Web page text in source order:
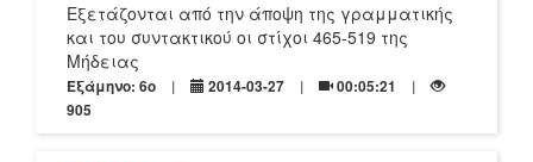
Εξετάζονται από την άποψη της γραμματικής
και του συντακτικού οι στίχοι 465-519 της
Μήδειας
Εξάμηνο: 6o 2014-03-27
00:05:21
905